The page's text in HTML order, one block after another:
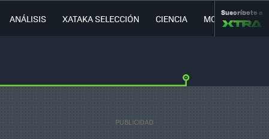
ANÁLISIS XATAKA SELECCIÓN CIENCIA MOVILIDAD
Suscríbete a